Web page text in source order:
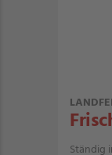
Ständig